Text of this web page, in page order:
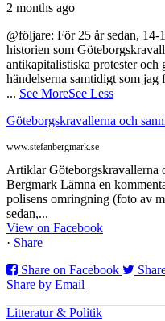
2 months ago
@följare: För 25 år sedan,
historien som
antikapitalistiska protester
händelserna samtidigt som
... See MoreSee Less
Göteborgskravallerna och
www.stefanbergmark.se
Artiklar Göteborgskravallerna
Bergmark Lämna en
polisens omringning (foto av
sedan,...
View on Facebook
· Share
Share on Facebook
Share by Email
Litteratur & Politik